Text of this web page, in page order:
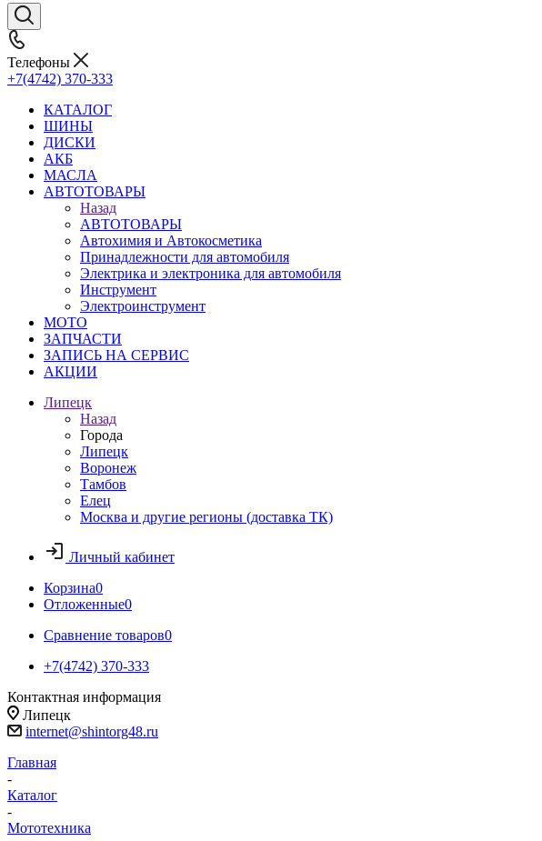
Телефоны
+7(4742) 370-333
КАТАЛОГ
ШИНЫ
ДИСКИ
АКБ
МАСЛА
АВТОТОВАРЫ
Назад
АВТОТОВАРЫ
Автохимия и Автокосметика
Принадлежности для автомобиля
Электрика и электроника для автомобиля
Инструмент
Электроинструмент
МОТО
ЗАПЧАСТИ
ЗАПИСЬ НА СЕРВИС
АКЦИИ
Липецк
Назад
Города
Липецк
Воронеж
Тамбов
Елец
Москва и другие регионы (доставка ТК)
Личный кабинет
Корзина0
Отложенные0
Сравнение товаров0
+7(4742) 370-333
Контактная информация
Липецк
internet@shintorg48.ru
Главная
-
Каталог
-
Мототехника